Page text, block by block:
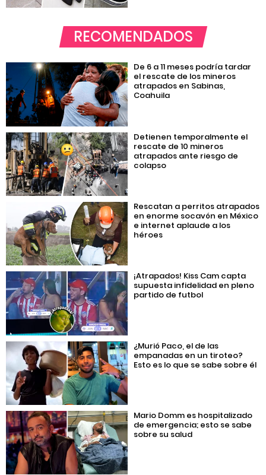
RECOMENDADOS
De 6 a 11 meses podría tardar
el rescate de los mineros
atrapados en Sabinas,
Coahuila
Detienen temporalmente el
rescate de 10 mineros
atrapados ante riesgo de
colapso
Rescatan a perritos atrapados
en enorme socavón en México
e internet aplaude a los
héroes
¡Atrapados! Kiss Cam capta
supuesta infidelidad en pleno
partido de futbol
¿Murió Paco, el de las
empanadas en un tiroteo?
Esto es lo que se sabe sobre él
Mario Domm es hospitalizado
de emergencia; esto se sabe
sobre su salud